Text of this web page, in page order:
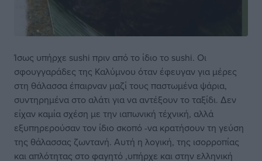
Ίσως υπήρχε sushi πριν από το ίδιο το sushi. Οι
σφουγγαράδες της Καλύμνου όταν έφευγαν για μέρες
στη θάλασσα έπαιρναν μαζί τους παστωμένα ψάρια,
συντηρημένα στο αλάτι για να αντέξουν το ταξίδι. Δεν
είχαν καμία σχέση με την ιαπωνική τέχνική, αλλά
εξυπηρερούσαν τον ίδιο σκοπό -να κρατήσουν τη γεύση
της θάλασσας ζωντανή. Αυτή η λογική, της ισορροπίας
και απλότητας στο φαγητό ,υπήρχε και στην ελληνική